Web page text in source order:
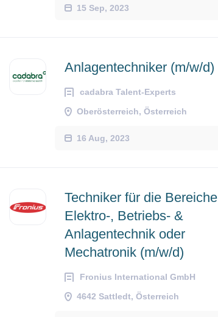
15 Sep, 2023
Anlagentechniker (m/w/d)
cadabra Talent-Experts
Oberösterreich, Österreich
16 Aug, 2023
Techniker für die Bereiche
Elektro-, Betriebs- &
Anlagentechnik oder
Mechatronik (m/w/d)
Fronius International GmbH
4642 Sattledt, Österreich